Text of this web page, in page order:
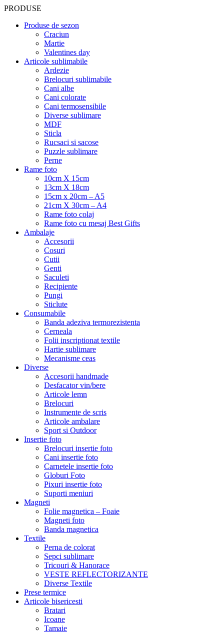
PRODUSE
Produse de sezon
Craciun
Martie
Valentines day
Articole sublimabile
Ardezie
Brelocuri sublimabile
Cani albe
Cani colorate
Cani termosensibile
Diverse sublimare
MDF
Sticla
Rucsaci si sacose
Puzzle sublimare
Perne
Rame foto
10cm X 15cm
13cm X 18cm
15cm x 20cm – A5
21cm X 30cm – A4
Rame foto colaj
Rame foto cu mesaj Best Gifts
Ambalaje
Accesorii
Cosuri
Cutii
Genti
Saculeti
Recipiente
Pungi
Sticlute
Consumabile
Banda adeziva termorezistenta
Cerneala
Folii inscriptionat textile
Hartie sublimare
Mecanisme ceas
Diverse
Accesorii handmade
Desfacator vin/bere
Articole lemn
Brelocuri
Instrumente de scris
Articole ambalare
Sport si Outdoor
Insertie foto
Brelocuri insertie foto
Cani insertie foto
Carnetele insertie foto
Globuri Foto
Pixuri insertie foto
Suporti meniuri
Magneti
Folie magnetica – Foaie
Magneti foto
Banda magnetica
Textile
Perna de colorat
Sepci sublimare
Tricouri & Hanorace
VESTE REFLECTORIZANTE
Diverse Textile
Prese termice
Articole bisericesti
Bratari
Icoane
Tamaie